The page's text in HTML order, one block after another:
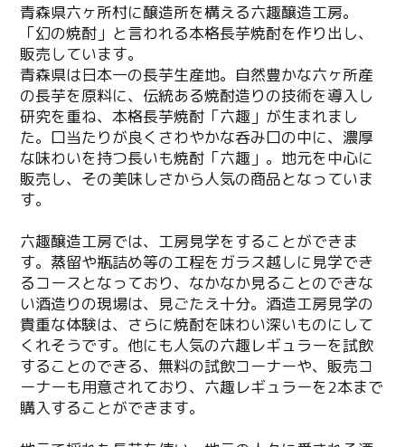
青森県六ヶ所村に醸造所を構える六趣醸造工房。
「幻の焼酎」と言われる本格長芋焼酎を作り出し、
販売しています。
青森県は日本一の長芋生産地。自然豊かな六ヶ所産
の長芋を原料に、伝統ある焼酎造りの技術を導入し
研究を重ね、本格長芋焼酎「六趣」が生まれまし
た。口当たりが良くさわやかな呑み口の中に、濃厚
な味わいを持つ長いも焼酎「六趣」。地元を中心に
販売し、その美味しさから人気の商品となっていま
す。
六趣醸造工房では、工房見学をすることができま
す。蒸留や瓶詰め等の工程をガラス越しに見学でき
るコースとなっており、なかなか見ることのできな
い酒造りの現場は、見ごたえ十分。酒造工房見学の
貴重な体験は、さらに焼酎を味わい深いものにして
くれそうです。他にも人気の六趣レギュラーを試飲
することのできる、無料の試飲コーナーや、販売コ
ーナーも用意されており、六趣レギュラーを2本まで
購入することができます。